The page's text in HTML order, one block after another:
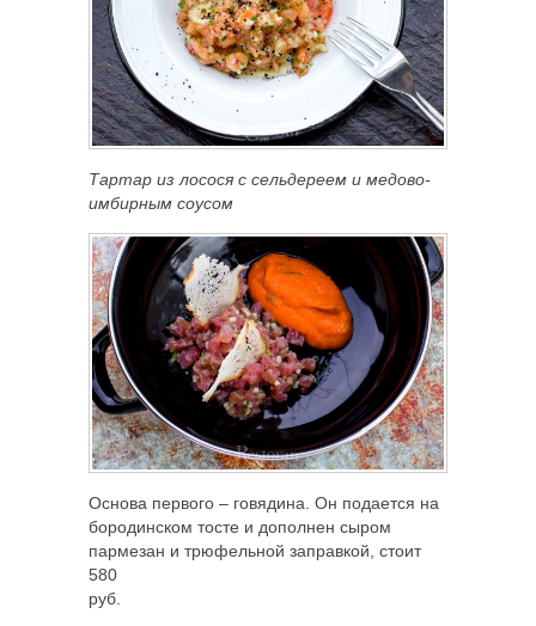
Тартар из лосося с сельдереем и медово-
имбирным соусом
Основа первого – говядина. Он подается на
бородинском тосте и дополнен сыром
пармезан и трюфельной заправкой, стоит
580
руб.